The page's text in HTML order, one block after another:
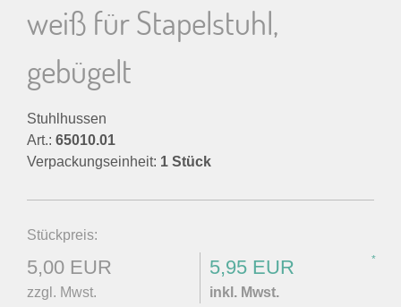
weiß für Stapelstuhl,
gebügelt
Stuhlhussen
Art.: 65010.01
Verpackungseinheit: 1 Stück
Stückpreis:
5,00 EUR
zzgl. Mwst.
5,95 EUR *
inkl. Mwst.